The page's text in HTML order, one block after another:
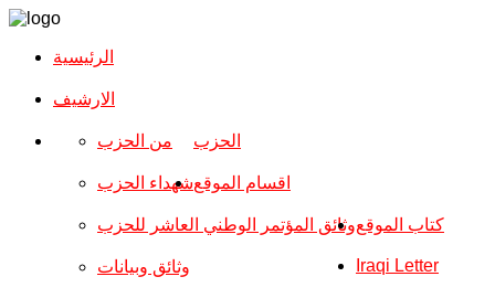
الرئيسية
الارشیف
الحزب من الحزب
شهداء الحزب
وثائق المؤتمر الوطني العاشر للحزب
وثائق وبيانات
اقسام الموقع
كتاب الموقع
Iraqi Letter